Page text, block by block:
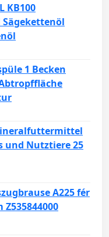
KB100
1 Becken
und Nutztiere 25
A225 fér